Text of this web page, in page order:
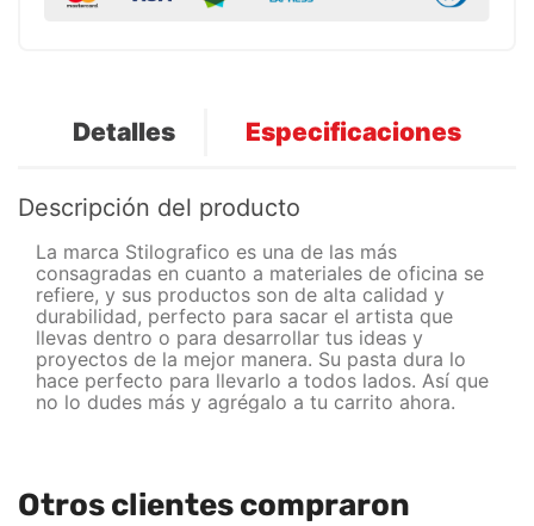
Detalles Especificaciones
Descripción del producto
La marca Stilografico es una de las más
consagradas en cuanto a materiales de oficina se
refiere, y sus productos son de alta calidad y
durabilidad, perfecto para sacar el artista que
llevas dentro o para desarrollar tus ideas y
proyectos de la mejor manera. Su pasta dura lo
hace perfecto para llevarlo a todos lados. Así que
no lo dudes más y agrégalo a tu carrito ahora.
Otros clientes compraron